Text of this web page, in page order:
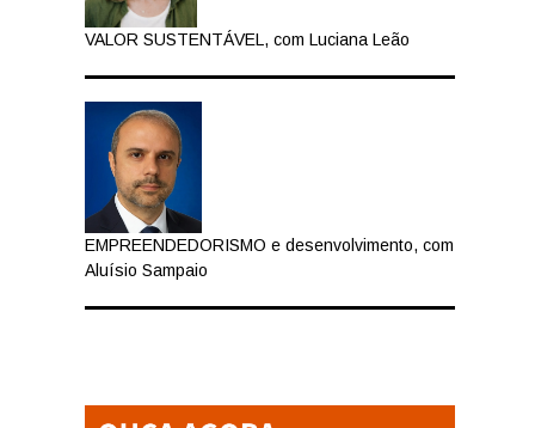
VALOR SUSTENTÁVEL, com Luciana Leão
EMPREENDEDORISMO e desenvolvimento, com
Aluísio Sampaio